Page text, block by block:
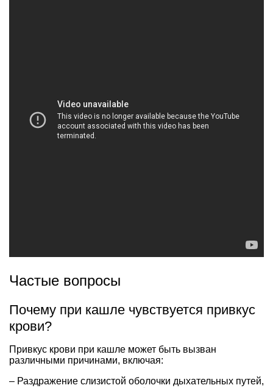
Частые вопросы
Почему при кашле чувствуется привкус
крови?
Привкус крови при кашле может быть вызван
различными причинами, включая:
– Раздражение слизистой оболочки дыхательных путей,